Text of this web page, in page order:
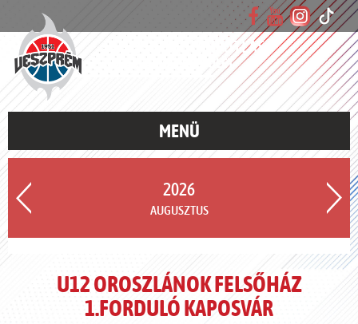
VESZPRÉMI UTÁNPÓTLÁS
KOSÁRLABDA EGYESÜLET
MENÜ
2026
AUGUSZTUS
U12 OROSZLÁNOK FELSŐHÁZ
1.FORDULÓ KAPOSVÁR